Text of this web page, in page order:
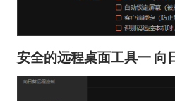
安全的远程桌面工具一 向